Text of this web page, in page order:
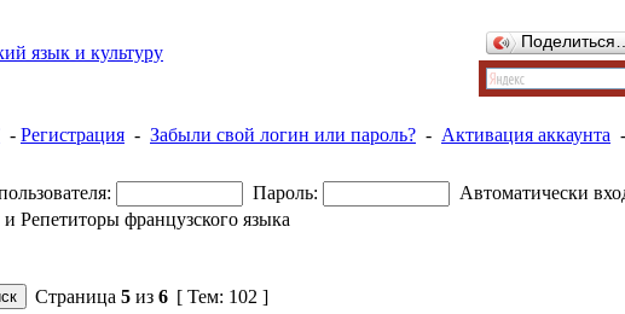
- Регистрация - Забыли свой логин или пароль? - Активация аккаунта -
Пароль:
Автоматически
и Репетиторы французского языка
Страница 5 из 6 [ Тем: 102 ]